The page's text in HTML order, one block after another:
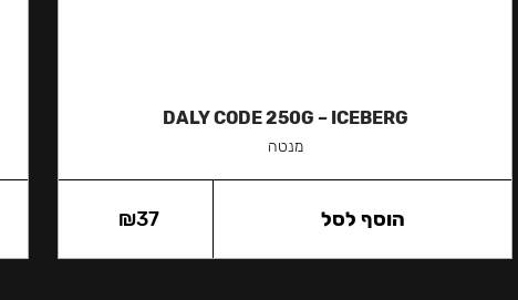
DALY CODE 250G – ICEBERG
מנטה
₪37 הוסף לסל